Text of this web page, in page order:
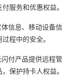
服务和优惠权益。
信息、移动设备信
程中的安全。
付产品提供远程管
保护持卡人权益。